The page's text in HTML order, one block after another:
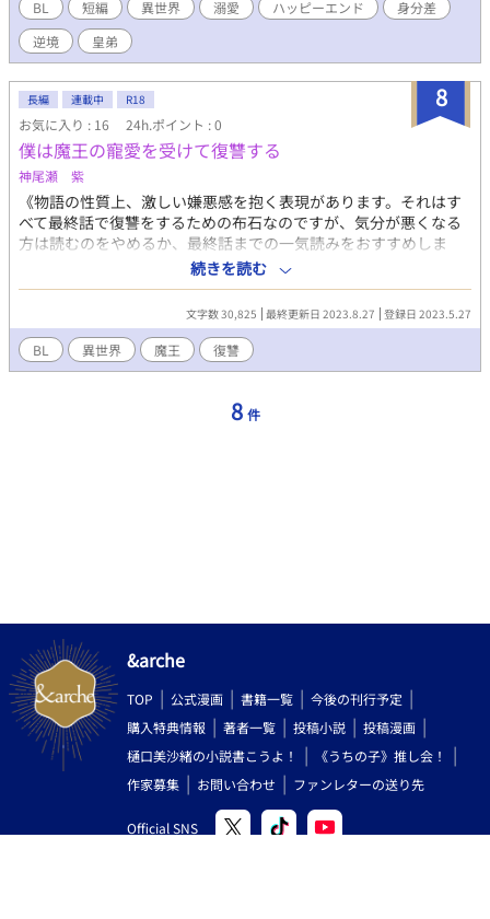
入り…… 逆境を乗り越えて……踏み潰し、薙ぎ倒し、暴走し、ル
ーカスは運命を手に入れる！ ※短編予定です。（予定ですが、思
いの外長くなる可能性もございます） ※多少、暴力的表現があり
ましたので、R15設定とさせていただきました。
BL 短編 異世界 溺愛 ハッピーエンド
身分差
逆境
皇弟
8
長編 連載中 R18
お気に入り : 16 24h.ポイント : 0
僕は魔王の寵愛を受けて復讐する
神尾瀬 紫
《物語の性質上、激しい嫌悪感を抱く表現があります。それはす
べて最終話で復讐をするための布石なのですが、気分が悪くなる
方は読むのをやめるか、最終話までの一気読みをおすすめしま
す。》 いじめの延長の事故により死んでしまった優豪が転移した
世界は異世界。 その異世界の魔王に気に入られた優豪は魔王の力
続きを読む
文字数 30,825 最終更新日 2023.8.27 登録日 2023.5.27
BL 異世界 魔王 復讐
8 件
&arche
TOP 公式漫画 書籍一覧
今後の刊行予定
購入特典情報
著者一覧 投稿小説
投稿漫画
樋口美沙緒の小説書こうよ！
《うちの子》推し会！
作家募集
お問い合わせ ファンレターの送り先
Official SNS